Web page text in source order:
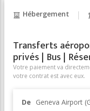
Hébergement
Transferts
privés | Bus |
Votre paiement va
votre contrat est avec eux.
De Geneva Airport